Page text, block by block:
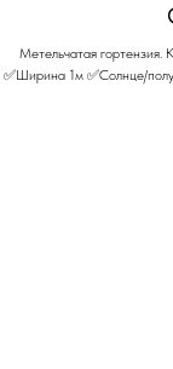
Метельчатая
✅Ширина 1м ✅Солнце/